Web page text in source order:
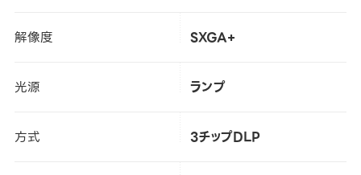
解像度 SXGA+
光源 ランプ
方式 3チップDLP